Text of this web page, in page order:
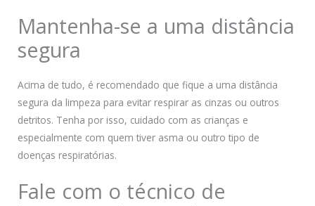
Mantenha-se a uma distância
segura
Acima de tudo, é recomendado que fique a uma distância
segura da limpeza para evitar respirar as cinzas ou outros
detritos. Tenha por isso, cuidado com as crianças e
especialmente com quem tiver asma ou outro tipo de
doenças respiratórias.
Fale com o técnico de